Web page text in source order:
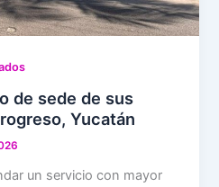
de sede de sus
Yucatán
un servicio con mayor